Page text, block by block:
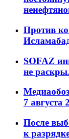
Против
SOFAZ
не
7 августа
После
к